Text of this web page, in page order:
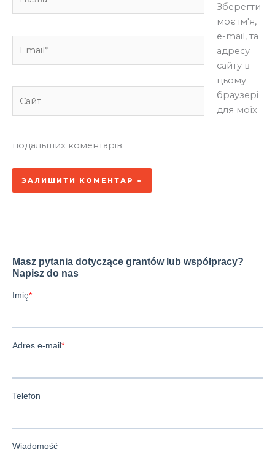
Зберегти
моє ім'я,
e-mail, та
адресу
сайту в
цьому
браузері
для моїх
подальших коментарів.